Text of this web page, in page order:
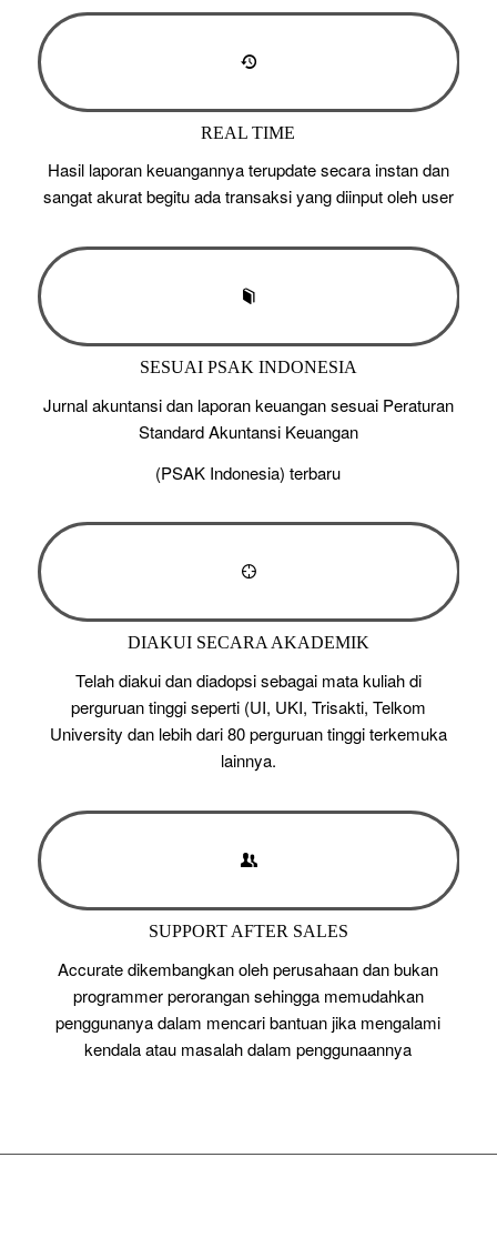
REAL TIME
Hasil laporan keuangannya terupdate secara instan dan
sangat akurat begitu ada transaksi yang diinput oleh user
SESUAI PSAK INDONESIA
Jurnal akuntansi dan laporan keuangan sesuai Peraturan
Standard Akuntansi Keuangan
(PSAK Indonesia) terbaru
DIAKUI SECARA AKADEMIK
Telah diakui dan diadopsi sebagai mata kuliah di
perguruan tinggi seperti (UI, UKI, Trisakti, Telkom
University dan lebih dari 80 perguruan tinggi terkemuka
lainnya.
SUPPORT AFTER SALES
Accurate dikembangkan oleh perusahaan dan bukan
programmer perorangan sehingga memudahkan
penggunanya dalam mencari bantuan jika mengalami
kendala atau masalah dalam penggunaannya